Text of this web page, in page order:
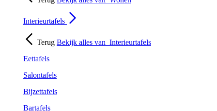
Interieurtafels
Terug Bekijk alles van Interieurtafels
Eettafels
Salontafels
Bijzettafels
Bartafels